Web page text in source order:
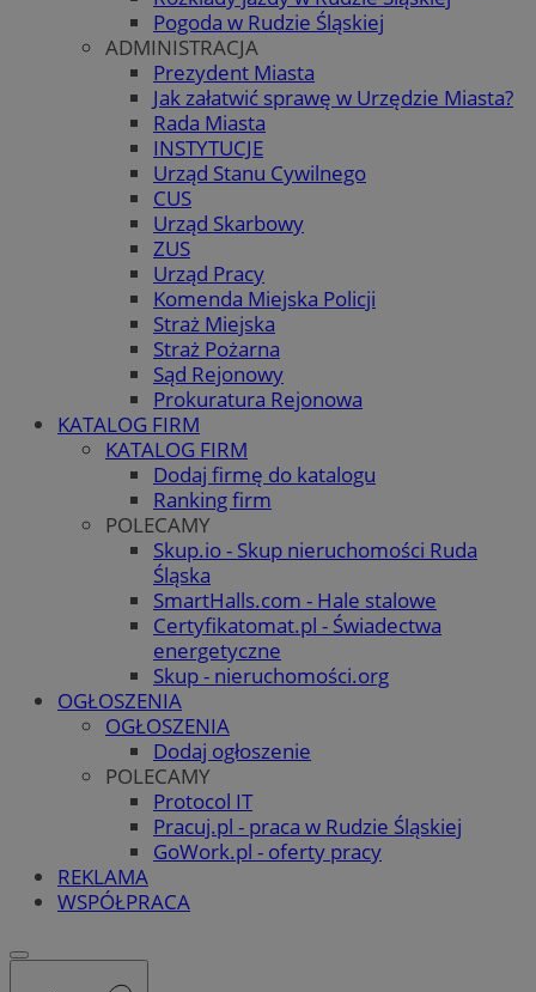
Pogoda w Rudzie Śląskiej
ADMINISTRACJA
Prezydent Miasta
Jak załatwić sprawę w Urzędzie Miasta?
Rada Miasta
INSTYTUCJE
Urząd Stanu Cywilnego
CUS
Urząd Skarbowy
ZUS
Urząd Pracy
Komenda Miejska Policji
Straż Miejska
Straż Pożarna
Sąd Rejonowy
Prokuratura Rejonowa
KATALOG FIRM
KATALOG FIRM
Dodaj firmę do katalogu
Ranking firm
POLECAMY
Skup.io - Skup nieruchomości Ruda
Śląska
SmartHalls.com - Hale stalowe
Certyfikatomat.pl - Świadectwa
energetyczne
Skup - nieruchomości.org
OGŁOSZENIA
OGŁOSZENIA
Dodaj ogłoszenie
POLECAMY
Protocol IT
Pracuj.pl - praca w Rudzie Śląskiej
GoWork.pl - oferty pracy
REKLAMA
WSPÓŁPRACA